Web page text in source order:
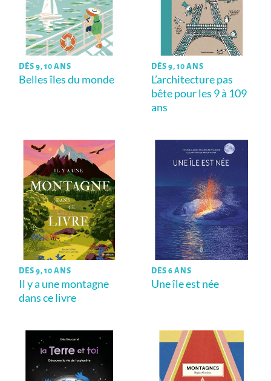
DÈS 9, 10 ANS
Belles îles du monde
DÈS 9, 10 ANS
L’architecture pas
bête pour les 9 à 109
ans
DÈS 9, 10 ANS
Il y a une montagne
dans ce livre
DÈS 6 ANS
Une île est née